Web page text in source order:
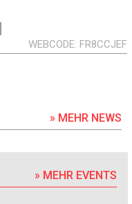
WEBCODE FR8CCJEF
» MEHR NEWS
» MEHR EVENTS